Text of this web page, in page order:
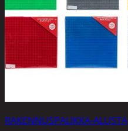
RAKENNUSPALIKKA-ALUSTA